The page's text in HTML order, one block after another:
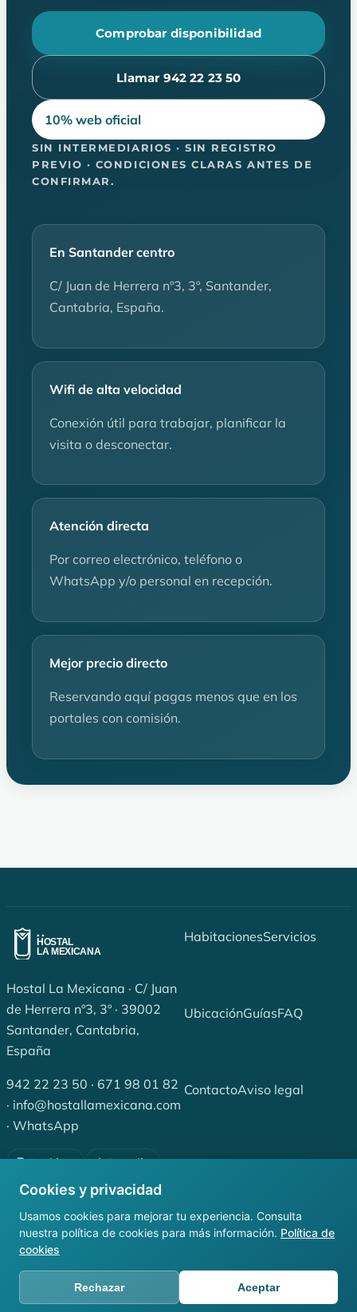
Comprobar disponibilidad
Llamar 942 22 23 50
10% web oficial
SIN INTERMEDIARIOS · SIN REGISTRO
PREVIO · CONDICIONES CLARAS ANTES DE
CONFIRMAR.
En Santander centro
C/ Juan de Herrera nº3, 3º, Santander,
Cantabria, España.
Wifi de alta velocidad
Conexión útil para trabajar, planificar la
visita o desconectar.
Atención directa
Por correo electrónico, teléfono o
WhatsApp y/o personal en recepción.
Mejor precio directo
Reservando aquí pagas menos que en los
portales con comisión.
Hostal La Mexicana · C/ Juan
de Herrera nº3, 3º · 39002
Santander, Cantabria,
España
942 22 23 50 · 671 98 01 82
· info@hostallamexicana.com
· WhatsApp
Booking Expedia
Tripadvisor
Instagram Facebook
HabitacionesServicios
UbicaciónGuíasFAQ
ContactoAviso legal
© 2026 Hostales Santanderinos, S.L. — Todos los derechos
reservados.
Cookies y privacidad
Usamos cookies para mejorar tu experiencia. Consulta
nuestra política de cookies para más información. Política de
cookies
Rechazar Aceptar